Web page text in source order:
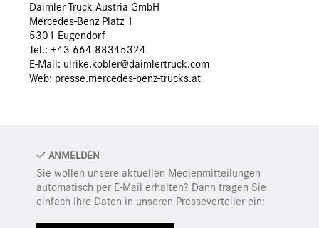
Daimler Truck Austria GmbH
Mercedes-Benz Platz 1
5301 Eugendorf
Tel.: +43 664 88345324
E-Mail: ulrike.kobler@daimlertruck.com
Web: presse.mercedes-benz-trucks.at
ANMELDEN
Sie wollen unsere aktuellen Medienmitteilungen
automatisch per E-Mail erhalten? Dann tragen Sie
einfach Ihre Daten in unseren Presseverteiler ein: